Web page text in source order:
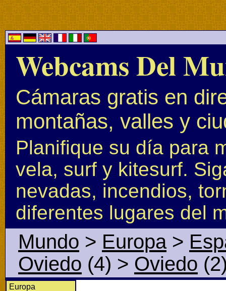
Webcams Del
Cámaras gratis en
montañas, valles y
Planifique su día para
vela, surf y kitesurf.
nevadas, incendios,
diferentes lugares del
Mundo > Europa>
Oviedo (4) > Oviedo
Europa